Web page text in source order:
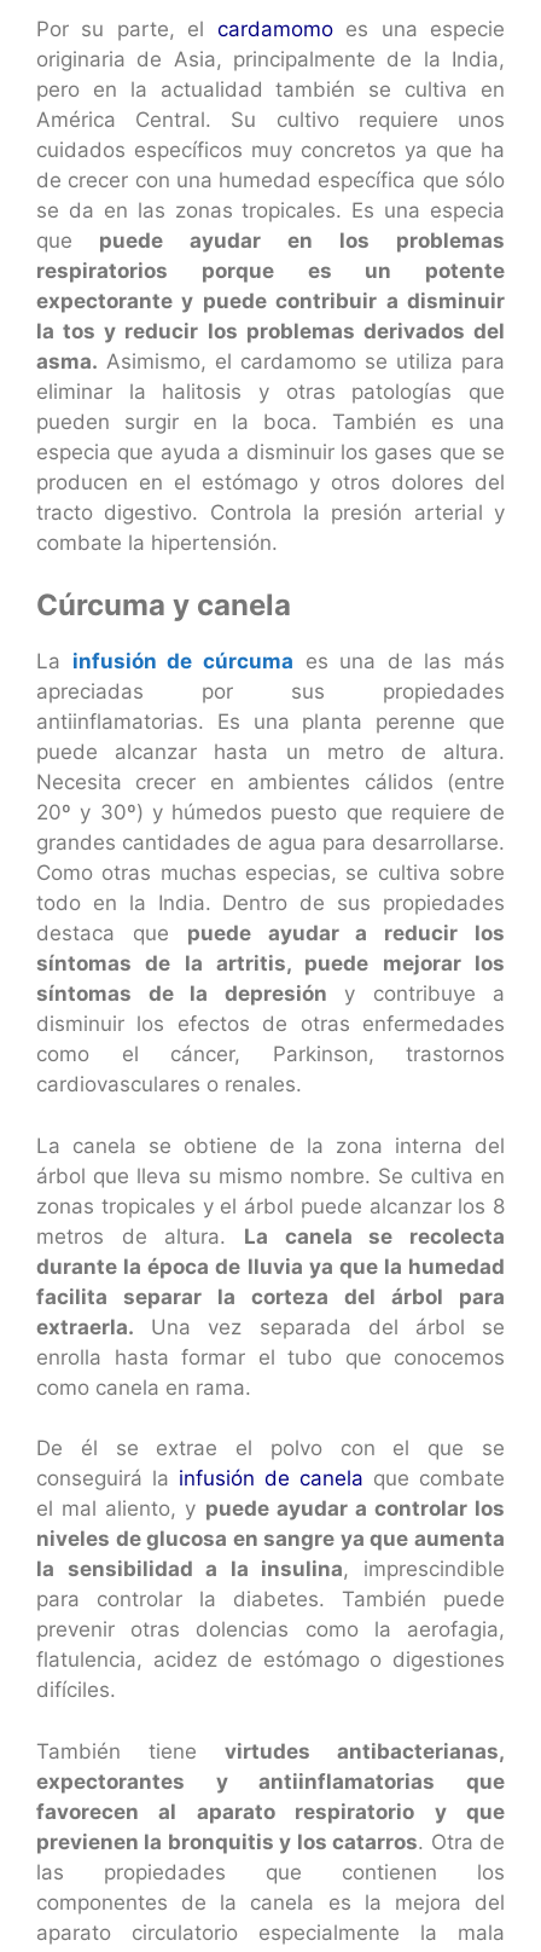
Por su parte, el cardamomoes una especie
originaria de Asia, principalmente de la India,
pero en la actualidad también se cultiva en
América Central. Su cultivo requiere unos
cuidados específicos muy concretos ya que ha
de crecer con una humedad específica que sólo
se da en las zonas tropicales. Es una especia
que puede ayudar en los problemas
respiratorios porque es un potente
expectorante y puede contribuir a disminuir
la tos y reducir los problemas derivados del
asma. Asimismo, el cardamomo se utiliza para
eliminar la halitosis y otras patologías que
pueden surgir en la boca. También es una
especia que ayuda a disminuir los gases que se
producen en el estómago y otros dolores del
tracto digestivo. Controla la presión arterial y
combate la hipertensión.
Cúrcuma y canela
La infusión de cúrcuma es una de las más
apreciadas por sus propiedades
antiinflamatorias. Es una planta perenne que
puede alcanzar hasta un metro de altura.
Necesita crecer en ambientes cálidos (entre
20º y 30º) y húmedos puesto que requiere de
grandes cantidades de agua para desarrollarse.
Como otras muchas especias, se cultiva sobre
todo en la India. Dentro de sus propiedades
destaca que puede ayudar a reducir los
síntomas de la artritis, puede mejorar los
síntomas de la depresión y contribuye a
disminuir los efectos de otras enfermedades
como el cáncer, Parkinson, trastornos
cardiovasculares o renales.
La canela se obtiene de la zona interna del
árbol que lleva su mismo nombre. Se cultiva en
zonas tropicales y el árbol puede alcanzar los 8
metros de altura. La canela se recolecta
durante la época de lluvia ya que la humedad
facilita separar la corteza del árbol para
extraerla. Una vez separada del árbol se
enrolla hasta formar el tubo que conocemos
como canela en rama.
De él se extrae el polvo con el que se
conseguirá la infusión de canela que combate
el mal aliento, y puede ayudar a controlar los
niveles de glucosa en sangre ya que aumenta
la sensibilidad a la insulina, imprescindible
para controlar la diabetes. También puede
prevenir otras dolencias como la aerofagia,
flatulencia, acidez de estómago o digestiones
difíciles.
También tiene virtudes antibacterianas,
expectorantes y antiinflamatorias que
favorecen al aparato respiratorio y que
previenen la bronquitis y los catarros. Otra de
las propiedades que contienen los
componentes de la canela es la mejora del
aparato circulatorio especialmente la mala